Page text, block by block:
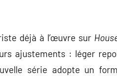
déjà à l’œuvre sur
ajustements : léger
série adopte un